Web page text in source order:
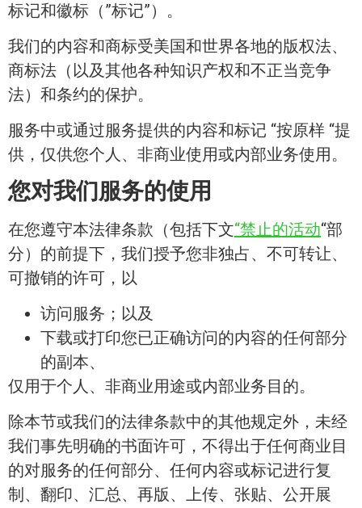
标记和徽标（”标记”）。
我们的内容和商标受美国和世界各地的版权法、
商标法（以及其他各种知识产权和不正当竞争
法）和条约的保护。
服务中或通过服务提供的内容和标记 “按原样 “提
供，仅供您个人、非商业使用或内部业务使用。
您对我们服务的使用
在您遵守本法律条款（包括下文“禁止的活动“部
分）的前提下，我们授予您非独占、不可转让、
可撤销的许可，以
访问服务；以及
下载或打印您已正确访问的内容的任何部分
的副本、
仅用于个人、非商业用途或内部业务目的。
除本节或我们的法律条款中的其他规定外，未经
我们事先明确的书面许可，不得出于任何商业目
的对服务的任何部分、任何内容或标记进行复
制、翻印、汇总、再版、上传、张贴、公开展